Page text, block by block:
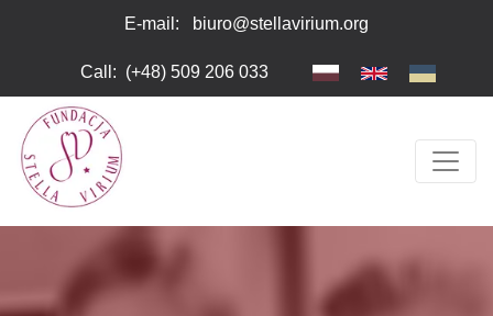
includes
accessibility
system.
E-mail: biuro@stellavirium.org
Call : (+48) 509 206 033